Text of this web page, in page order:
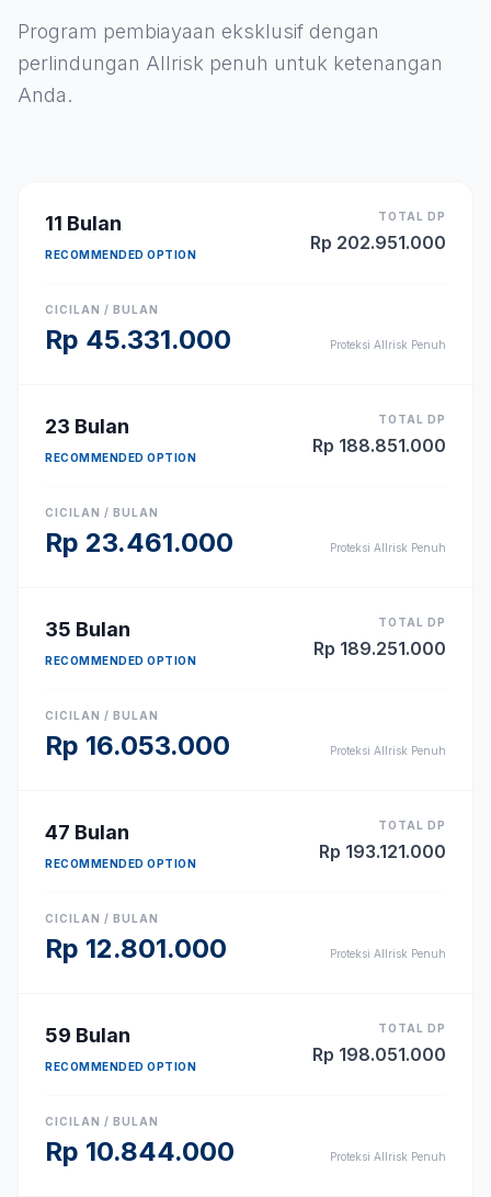
Program pembiayaan eksklusif dengan
perlindungan Allrisk penuh untuk ketenangan
Anda.
11 Bulan
RECOMMENDED OPTION
TOTAL DP
Rp 202.951.000
CICILAN / BULAN
Rp 45.331.000 Proteksi Allrisk Penuh
23 Bulan
RECOMMENDED OPTION
TOTAL DP
Rp 188.851.000
CICILAN / BULAN
Rp 23.461.000 Proteksi Allrisk Penuh
35 Bulan
RECOMMENDED OPTION
TOTAL DP
Rp 189.251.000
CICILAN / BULAN
Rp 16.053.000 Proteksi Allrisk Penuh
47 Bulan
RECOMMENDED OPTION
TOTAL DP
Rp 193.121.000
CICILAN / BULAN
Rp 12.801.000 Proteksi Allrisk Penuh
59 Bulan
RECOMMENDED OPTION
TOTAL DP
Rp 198.051.000
CICILAN / BULAN
Rp 10.844.000 Proteksi Allrisk Penuh